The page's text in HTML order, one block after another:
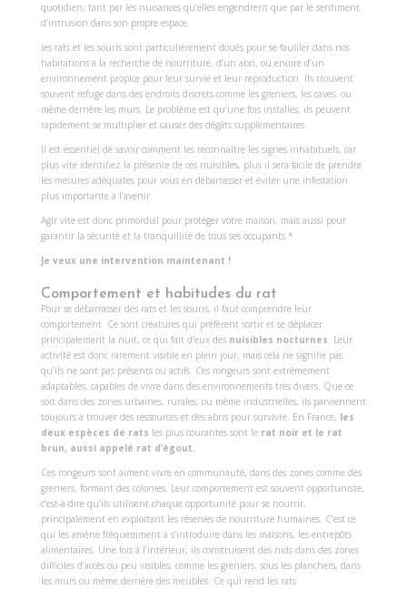
quotidien, tant par les nuisances qu’elles engendrent que par le sentiment
d’intrusion dans son propre espace.
les rats et les sourissont particulièrement doués pour se faufiler dans nos
habitations à la recherche de nourriture, d’un abri, ou encore d’un
environnement propice pour leur survie et leur reproduction. Ils trouvent
souvent refuge dans des endroits discrets comme les greniers, les caves, ou
même derrière les murs. Le problème est qu’une fois installés, ils peuvent
rapidement se multiplier et causer des dégâts supplémentaires.
Il est essentiel de savoir comment les reconnaître les signes inhabituels, car
plus vite identifiez la présence de ces nuisibles, plus il sera facile de prendre
les mesures adéquates pour vous en débarrasser et éviter une infestation
plus importante à l’avenir.
Agir vite est donc primordial pour protéger votre maison, mais aussi pour
garantir la sécurité et la tranquillité de tous ses occupants.*
Je veux une intervention maintenant !
Comportement et habitudes du rat
Pour se débarrasser des rats et les souris, il faut comprendre leur
comportement. Ce sont créatures qui préfèrent sortir et se déplacer
principalement la nuit, ce qui fait d’eux desnuisibles nocturnes. Leur
activité est donc rarement visible en plein jour, mais cela ne signifie pas
qu’ils ne sont pas présents ou actifs. Ces rongeurs sont extrêmement
adaptables, capables de vivre dans des environnements très divers. Que ce
soit dans des zones urbaines, rurales, ou même industrielles, ils parviennent
toujours à trouver des ressources et des abris pour survivre. En France, les
deux espèces de rats les plus courantes sont le rat noir et le rat
brun, aussi appelé rat d’égout.
Ces rongeurs sont aiment vivre en communauté, dans des zones comme des
greniers, formant des colonies. Leur comportement est souvent opportuniste,
c’est-à-dire qu’ils utilisent chaque opportunité pour se nourrir,
principalement en exploitant les réserves de nourriture humaines. C’est ce
qui les amène fréquemment à s’introduire dans les maisons, les entrepôts
alimentaires. Une fois à l’intérieur, ils construisent des nids dans des zones
difficiles d’accès ou peu visibles, comme les greniers, sous les planchers, dans
les murs ou même derrière des meubles. Ce qui rend les rats